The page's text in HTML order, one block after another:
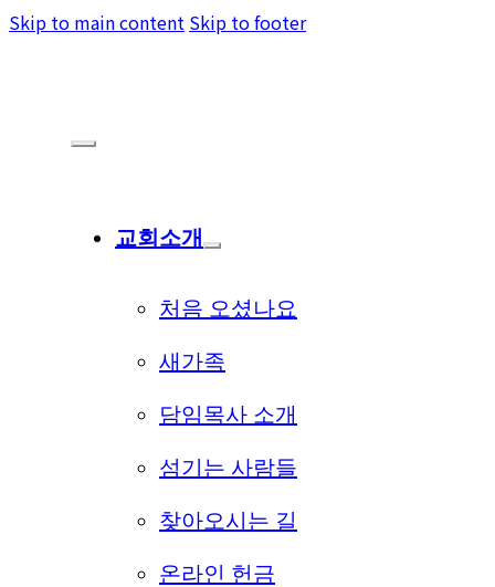
Skip to main content Skip to footer
교회소개
처음 오셨나요
새가족
담임목사 소개
섬기는 사람들
찾아오시는 길
온라인 헌금